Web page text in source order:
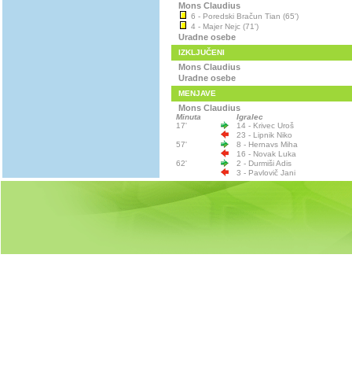
Mons Claudius
6 - Poredski Bračun Tian (65')
4 - Majer Nejc (71')
Uradne osebe
IZKLJUČENI
Mons Claudius
Uradne osebe
MENJAVE
Mons Claudius
Minuta
Igralec
17'
14 - Krivec Uroš
23 - Lipnik Niko
57'
8 - Hernavs Miha
16 - Novak Luka
62'
2 - Durmiši Adis
3 - Pavlovič Jani